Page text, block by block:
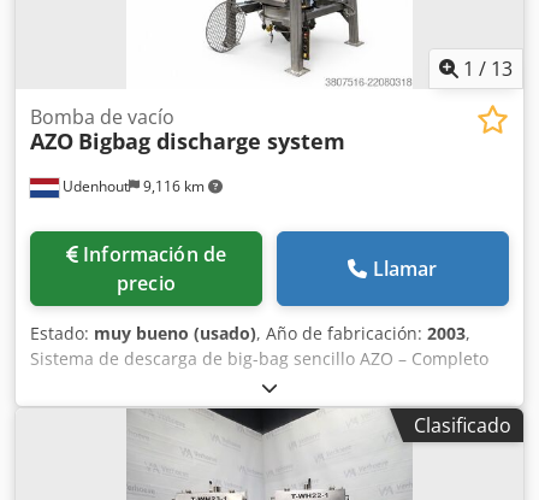
1 / 13
Udenhout 9,116 km
Bomba de vacío
AZO Bigbag discharge system
Información de
precio
Llamar
Estado: muy bueno (usado), Año de fabricación: 2003,
Sistema de descarga de big-bag sencillo AZO – Completo
con instalación de tamizado y extracción --> transporte por
vacío. Djdpfx Aozb I H Tjpneck - Año de construcción: 2003
- Dimensiones LxAnxAl: 1600(+1400 mástil)X1600X5000 -
Material: Acero inoxidable - Motores vibratorios dobles -
Condición: ¡Excelente! - Incluye motor de elevación. Se
Clasificado